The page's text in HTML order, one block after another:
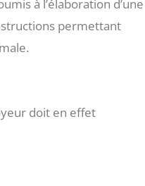
à l’élaboration d’une
permettant
doit en effet